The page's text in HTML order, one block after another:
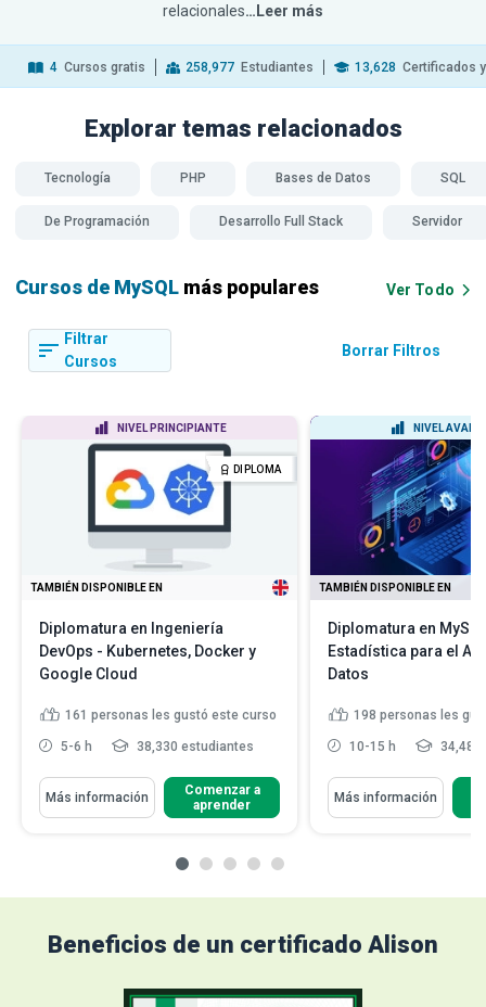
relacionales…Leer más
4 Cursos gratis 258,977 Estudiantes 13,628 Certificados
Explorar temas relacionados
Tecnología PHP Bases de Datos SQL
De Programación Desarrollo Full Stack Servidor
Cursos de MySQL más populares Ver Todo
Filtrar
Cursos
Borrar Filtros
NIVEL PRINCIPIANTE
DIPLOMA
TAMBIÉN DISPONIBLE EN
Diplomatura en Ingeniería
DevOps - Kubernetes, Docker y
Google Cloud
161 personas les gustó este curso
5-6 h 38,330 estudiantes
Más información
Comenzar a
aprender
NIVEL
TAMBIÉN DISPONIBLE EN
Diplomatura en
Estadística para el
Datos
198 personas les
10-15 h
Más información
Beneficios de un certificado Alison